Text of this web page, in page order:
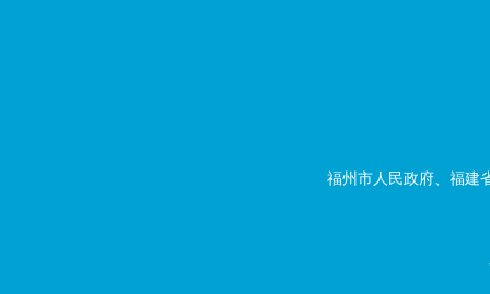
福州市人民政府、福建